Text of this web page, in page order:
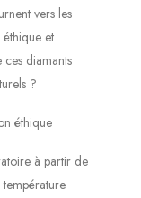
vers les
et
diamants
?
éthique
à partir de